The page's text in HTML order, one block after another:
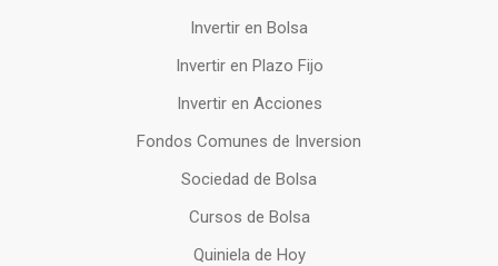
Invertir en Bolsa
Invertir en Plazo Fijo
Invertir en Acciones
Fondos Comunes de Inversion
Sociedad de Bolsa
Cursos de Bolsa
Quiniela de Hoy